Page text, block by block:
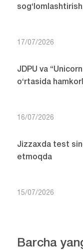
17/07/2026
JDPU va
o‘rtasida
16/07/2026
Jizzaxda test
etmoqda
15/07/2026
Barcha